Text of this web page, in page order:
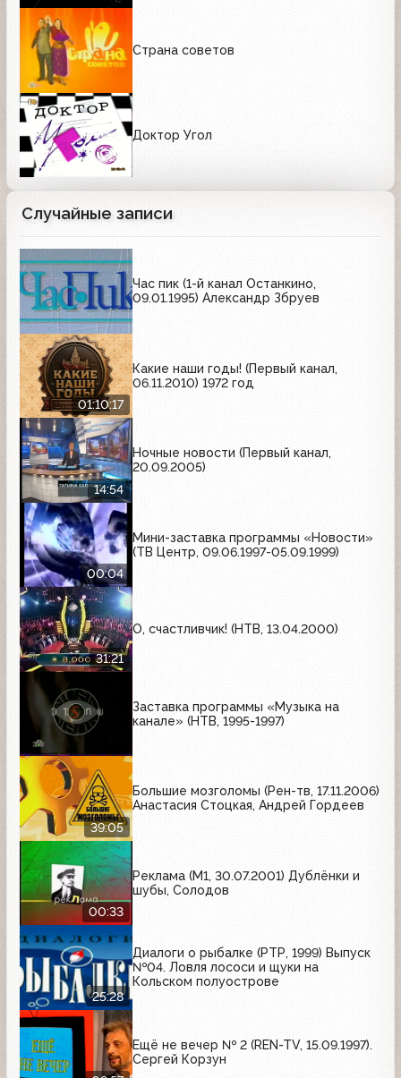
Страна советов
Доктор Угол
Случайные записи
Час пик (1-й канал Останкино,
09.01.1995) Александр Збруев
01:10:17
Какие наши годы! (Первый канал,
06.11.2010) 1972 год
14:54
Ночные новости (Первый канал,
20.09.2005)
00:04
Мини-заставка программы «Новости»
(ТВ Центр, 09.06.1997-05.09.1999)
31:21
О, счастливчик! (НТВ, 13.04.2000)
Заставка программы «Музыка на
канале» (НТВ, 1995-1997)
39:05
Большие мозголомы (Рен-тв, 17.11.2006)
Анастасия Стоцкая, Андрей Гордеев
00:33
Реклама (М1, 30.07.2001) Дублёнки и
шубы, Солодов
25:28
Диалоги о рыбалке (РТР, 1999) Выпуск
№04. Ловля лососи и щуки на
Кольском полуострове
Ещё не вечер № 2 (REN-TV, 15.09.1997).
Сергей Корзун